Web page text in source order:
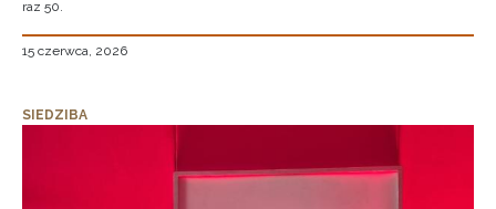
raz 50.
15 czerwca, 2026
SIEDZIBA